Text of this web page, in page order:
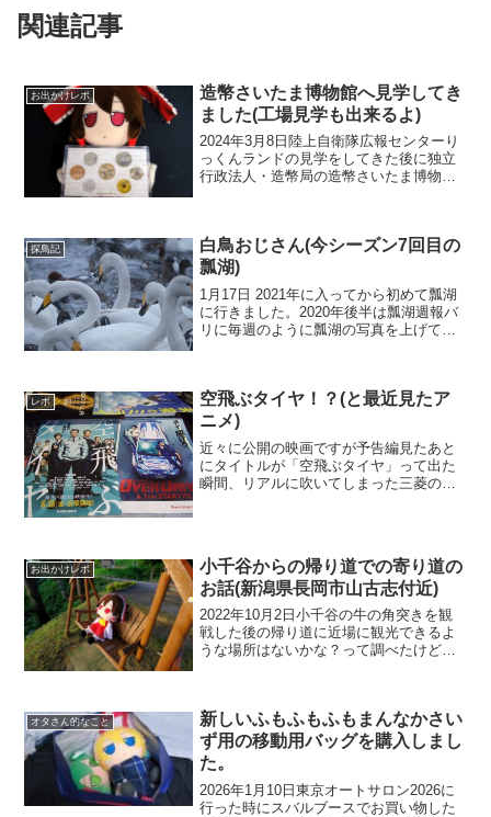
関連記事
お出かけレポ
造幣さいたま博物館へ見学してき
ました(工場見学も出来るよ)
2024年3月8日陸上自衛隊広報センターり
っくんランドの見学をしてきた後に独立
行政法人・造幣局の造幣さいたま博物館
着...
探鳥記
白鳥おじさん(今シーズン7回目の
瓢湖)
1月17日 2021年に入ってから初めて瓢湖
に行きました。2020年後半は瓢湖週報バ
リに毎週のように瓢湖の写真を上げてい
瓢湖まででか...
レポ
空飛ぶタイヤ！？(と最近見たア
ニメ)
近々に公開の映画ですが予告編見たあと
にタイトルが「空飛ぶタイヤ」って出た
瞬間、リアルに吹いてしまった三菱のリ
お出かけレポ
小千谷からの帰り道での寄り道の
お話(新潟県長岡市山古志付近)
2022年10月2日小千谷の牛の角突きを観
戦した後の帰り道に近場に観光できるよ
うな場所はないかな？って調べたけど山
した。朝霧の...
オタさん的なこと
新しいふもふもふもまんなかさい
ず用の移動用バッグを購入しまし
た。
2026年1月10日東京オートサロン2026に
行った時にスバルブースでお買い物した